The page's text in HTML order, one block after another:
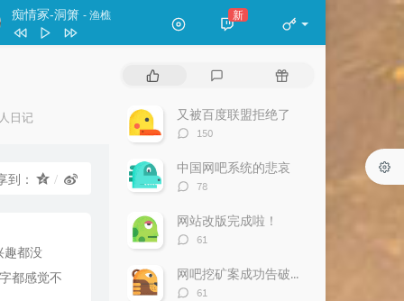
痴情冢-洞箫 - 渔樵
斯卡布罗集市 长笛（轻吹版） 天易
新
日记
到：
趣都没
都感觉不
章
评
随
文
又被百度联盟拒绝了
评
数：
150
中国网吧系统的悲哀
评
数：
78
网站改版完成啦！
评
数：
61
网吧挖矿案成功告破—网吧巨卡老板报警
评
61